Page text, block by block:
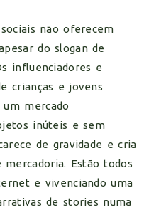
não oferecem
do slogan de
influenciadores e
crianças e jovens
mercado
inúteis e sem
de gravidade e cria
Estão todos
e vivenciando uma
de stories numa